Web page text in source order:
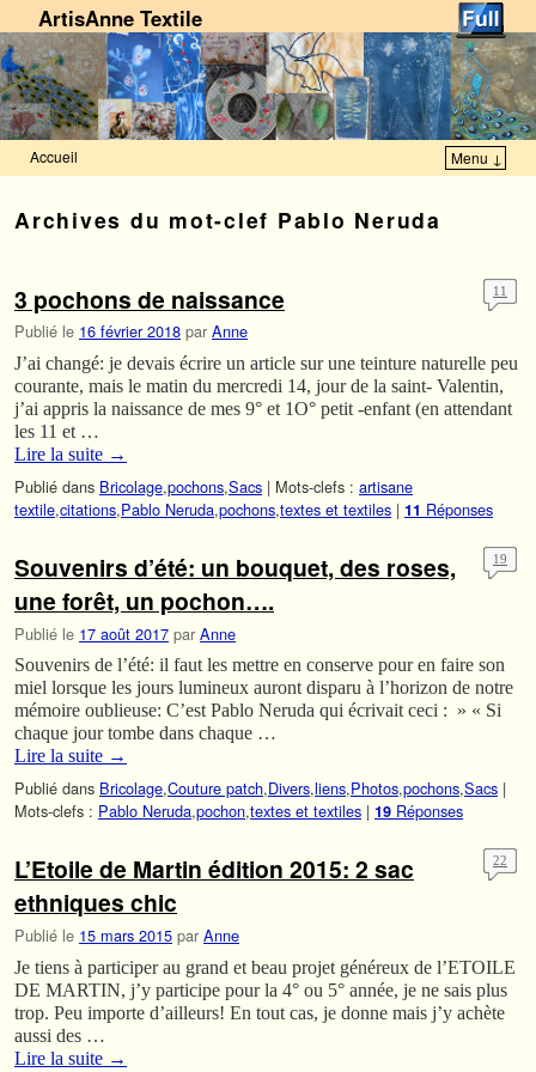
ArtisAnne Textile
Accueil Menu ↓
Archives du mot-clef Pablo Neruda
3 pochons de naissance
Publié le 16 février 2018 par Anne
11
J’ai changé: je devais écrire un article sur une teinture naturelle peu
courante, mais le matin du mercredi 14, jour de la saint- Valentin,
j’ai appris la naissance de mes 9° et 1O° petit -enfant (en attendant
les 11 et …
Lire la suite →
Publié dans Bricolage,pochons,Sacs | Mots-clefs : artisane
textile,citations,Pablo Neruda,pochons,textes et textiles | 11 Réponses
Souvenirs d’été: un bouquet, des roses,
une forêt, un pochon….
Publié le 17 août 2017 par Anne
19
Souvenirs de l’été: il faut les mettre en conserve pour en faire son
miel lorsque les jours lumineux auront disparu à l’horizon de notre
mémoire oublieuse: C’est Pablo Neruda qui écrivait ceci : » « Si
chaque jour tombe dans chaque …
Lire la suite →
Publié dans Bricolage,Couture patch,Divers,liens,Photos,pochons,Sacs |
Mots-clefs : Pablo Neruda,pochon,textes et textiles | 19 Réponses
L’Etoile de Martin édition 2015: 2 sac
ethniques chic
Publié le 15 mars 2015 par Anne
22
Je tiens à participer au grand et beau projet généreux de l’ETOILE
DE MARTIN, j’y participe pour la 4° ou 5° année, je ne sais plus
trop. Peu importe d’ailleurs! En tout cas, je donne mais j’y achète
aussi des …
Lire la suite →